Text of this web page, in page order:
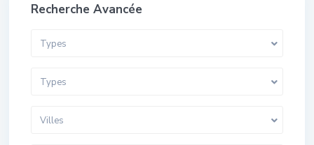
Recherche Avancée
Types
Types
Villes